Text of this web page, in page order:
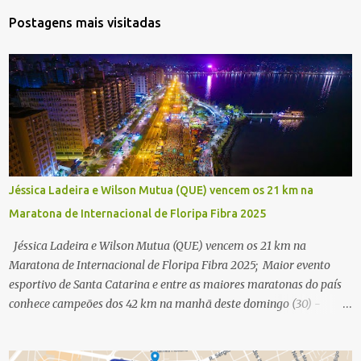
Postagens mais visitadas
Jéssica Ladeira e Wilson Mutua (QUE) vencem os 21 km na
Maratona de Internacional de Floripa Fibra 2025
Jéssica Ladeira e Wilson Mutua (QUE) vencem os 21 km na
Maratona de Internacional de Floripa Fibra 2025; Maior evento
esportivo de Santa Catarina e entre as maiores maratonas do país
conhece campeões dos 42 km na manhã deste domingo (30) -